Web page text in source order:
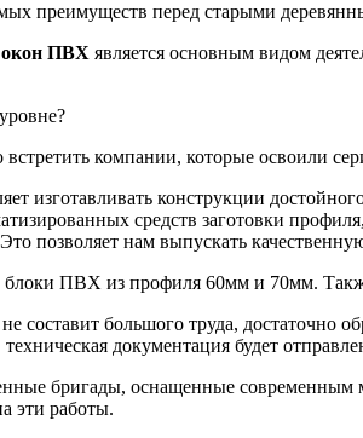
преимуществ перед старыми
окон ПВХ является основным видом
компании, которые освоили
изготавливать конструкции
средств заготовки
позволяет нам выпускать
блоки ПВХ из профиля 60мм и 70мм.
составит большого труда,
документация будет
бригады, оснащенные
эти работы.